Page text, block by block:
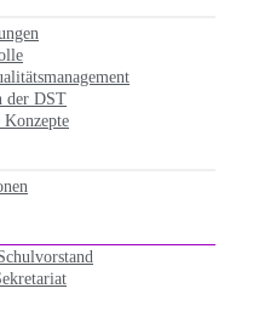
der DST
Konzepte